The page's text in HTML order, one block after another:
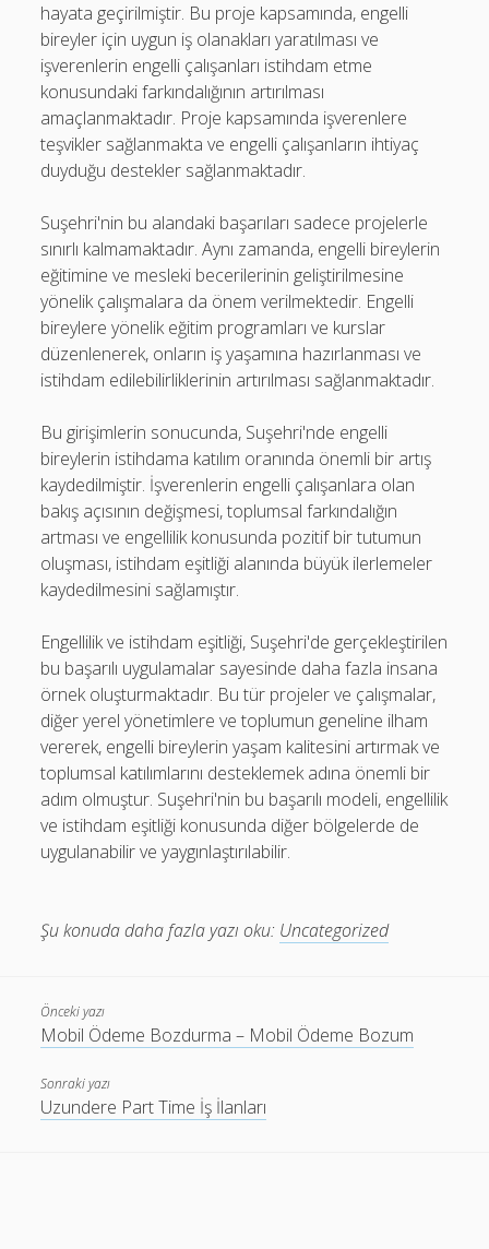
hayata geçirilmiştir. Bu proje kapsamında, engelli
bireyler için uygun iş olanakları yaratılması ve
işverenlerin engelli çalışanları istihdam etme
konusundaki farkındalığının artırılması
amaçlanmaktadır. Proje kapsamında işverenlere
teşvikler sağlanmakta ve engelli çalışanların ihtiyaç
duyduğu destekler sağlanmaktadır.
Suşehri'nin bu alandaki başarıları sadece projelerle
sınırlı kalmamaktadır. Aynı zamanda, engelli bireylerin
eğitimine ve mesleki becerilerinin geliştirilmesine
yönelik çalışmalara da önem verilmektedir. Engelli
bireylere yönelik eğitim programları ve kurslar
düzenlenerek, onların iş yaşamına hazırlanması ve
istihdam edilebilirliklerinin artırılması sağlanmaktadır.
Bu girişimlerin sonucunda, Suşehri'nde engelli
bireylerin istihdama katılım oranında önemli bir artış
kaydedilmiştir. İşverenlerin engelli çalışanlara olan
bakış açısının değişmesi, toplumsal farkındalığın
artması ve engellilik konusunda pozitif bir tutumun
oluşması, istihdam eşitliği alanında büyük ilerlemeler
kaydedilmesini sağlamıştır.
Engellilik ve istihdam eşitliği, Suşehri'de gerçekleştirilen
bu başarılı uygulamalar sayesinde daha fazla insana
örnek oluşturmaktadır. Bu tür projeler ve çalışmalar,
diğer yerel yönetimlere ve toplumun geneline ilham
vererek, engelli bireylerin yaşam kalitesini artırmak ve
toplumsal katılımlarını desteklemek adına önemli bir
adım olmuştur. Suşehri'nin bu başarılı modeli, engellilik
ve istihdam eşitliği konusunda diğer bölgelerde de
uygulanabilir ve yaygınlaştırılabilir.
Şu konuda daha fazla yazı oku: Uncategorized
Önceki yazı
Mobil Ödeme Bozdurma – Mobil Ödeme Bozum
Sonraki yazı
Uzundere Part Time İş İlanları